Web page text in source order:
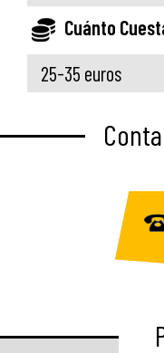
Cuánto
25-35 euros